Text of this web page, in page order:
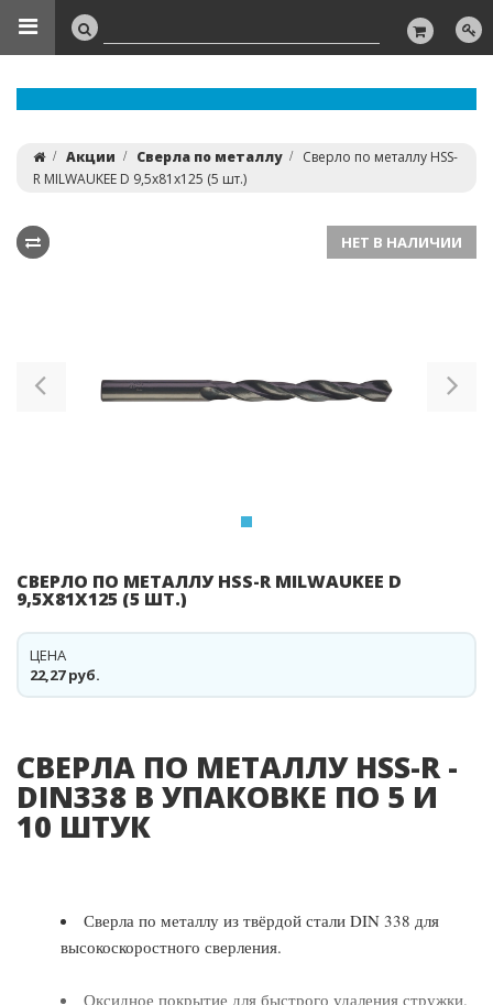
Акции Сверла по металлу
Сверло по металлу HSS-
R MILWAUKEE D 9,5x81x125 (5 шт.)
НЕТ В НАЛИЧИИ
СВЕРЛО ПО МЕТАЛЛУ HSS-R MILWAUKEE D
9,5X81X125 (5 ШТ.)
22,27 руб.
ЦЕНА
СВЕРЛА ПО МЕТАЛЛУ HSS-R -
DIN338 В УПАКОВКЕ ПО 5 И
10 ШТУК
Сверла по металлу из твёрдой стали DIN 338 для
высокоскоростного сверления.
Оксидное покрытие для быстрого удаления стружки.